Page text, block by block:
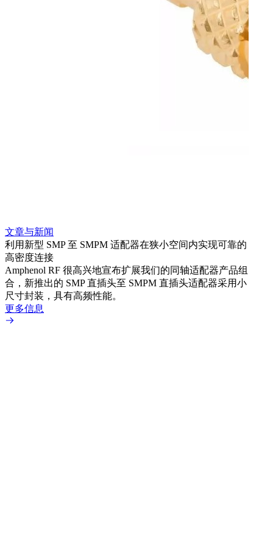
文章与新闻
利用新型 SMP 至 SMPM 适配器在狭小空间内实现可靠的
高密度连接
Amphenol RF 很高兴地宣布扩展我们的同轴适配器产品组
合，新推出的 SMP 直插头至 SMPM 直插头适配器采用小
尺寸封装，具有高频性能。
更多信息